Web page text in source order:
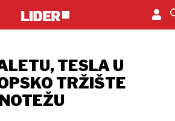
TESLA U
TRŽIŠTE